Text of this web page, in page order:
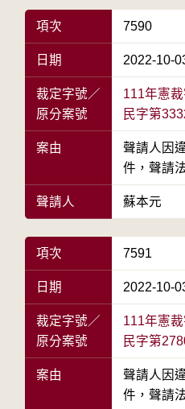
項次 7590
日期 2022-10-
裁定字號／
原分案號
111年憲
民字第
案由
聲請人因
件，聲請
聲請人 蘇本元
項次 7591
日期 2022-10-
裁定字號／
原分案號
111年憲
民字第
案由
聲請人因
件，聲請